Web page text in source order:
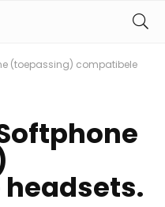
(toepassing) compatibele